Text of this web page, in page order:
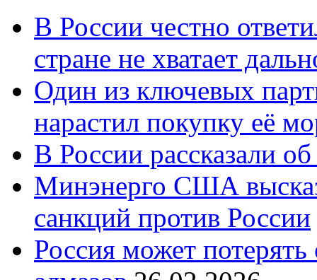
В России честно
стране не хватает
Один из ключевых
нарастил покупку её
В России рассказали
Минэнерго США
санкций против России
Россия может